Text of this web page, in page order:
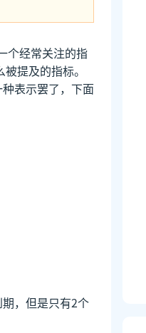
个经常关注的指
提及的指标。
表示罢了，下面
，但是只有2个